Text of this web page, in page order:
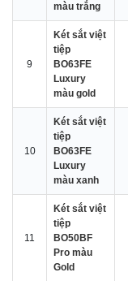
màu trắng
9
Két sắt việt
tiệp
BO63FE
Luxury
màu gold
10
Két sắt việt
tiệp
BO63FE
Luxury
màu xanh
11
Két sắt việt
tiệp
BO50BF
Pro màu
Gold